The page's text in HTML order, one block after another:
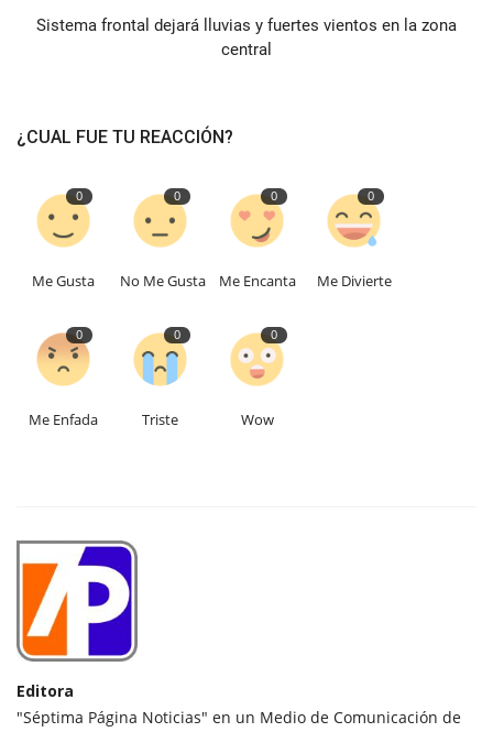
Sistema frontal dejará lluvias y fuertes vientos en la zona
central
¿CUAL FUE TU REACCIÓN?
0
Me Gusta
0
No Me Gusta
0
Me Encanta
0
Me Divierte
0
Me Enfada
0
Triste
0
Wow
Editora
"Séptima Página Noticias" en un Medio de Comunicación de